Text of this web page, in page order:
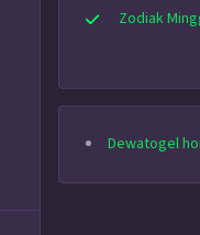
Zodiak
Dewatogel